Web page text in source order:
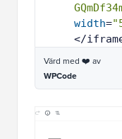
width=
</
Värd med ❤️ av
WPCode